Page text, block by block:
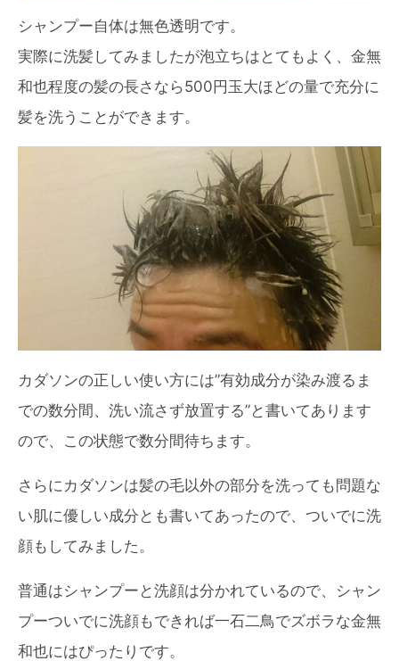
シャンプー自体は無色透明です。
実際に洗髪してみましたが泡立ちはとてもよく、金無
和也程度の髪の長さなら500円玉大ほどの量で充分に
髪を洗うことができます。
カダソンの正しい使い方には”有効成分が染み渡るま
での数分間、洗い流さず放置する”と書いてあります
ので、この状態で数分間待ちます。
さらにカダソンは髪の毛以外の部分を洗っても問題な
い肌に優しい成分とも書いてあったので、ついでに洗
顔もしてみました。
普通はシャンプーと洗顔は分かれているので、シャン
プーついでに洗顔もできれば一石二鳥でズボラな金無
和也にはぴったりです。